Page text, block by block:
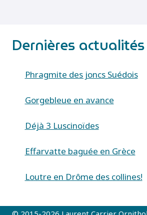
Dernières actualités
Phragmite des joncs Suédois
Gorgebleue en avance
Déjà 3 Luscinoïdes
Effarvatte baguée en Grèce
Loutre en Drôme des collines!